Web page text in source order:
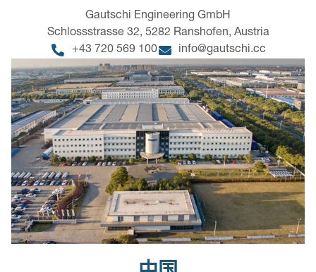
Gautschi Engineering GmbH
Schlossstrasse 32, 5282 Ranshofen, Austria
+43 720 569 100
info@gautschi.cc